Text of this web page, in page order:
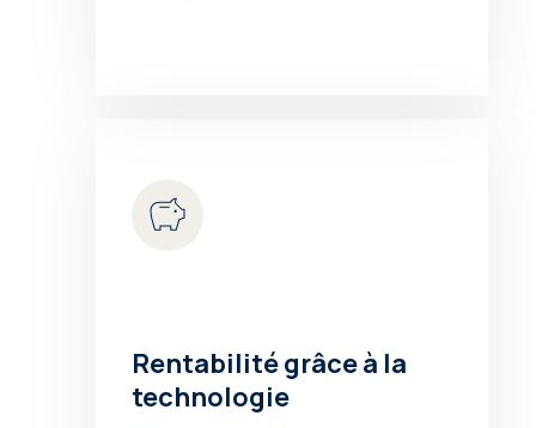
Rentabilité grâce à la
technologie